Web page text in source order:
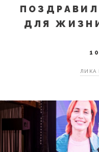
ДЛЯ
ЛИКА